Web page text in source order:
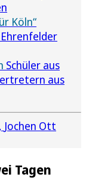
Köln“
Schüler aus
aus
Jochen Ott
Tagen